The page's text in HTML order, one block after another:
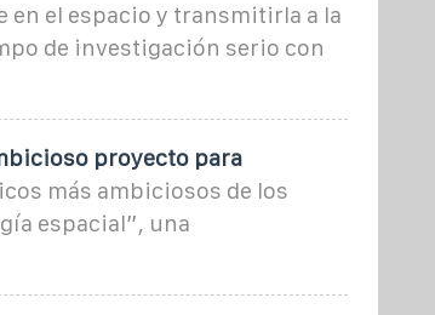
en el espacio y transmitirla a la
de investigación serio con
proyecto para
más ambiciosos de los
espacial”, una